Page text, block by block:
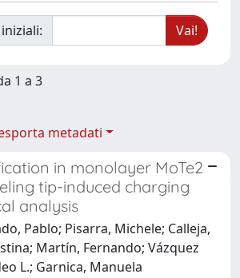
1 a 3
metadati
in monolayer MoTe2
tip-induced charging
analysis
Pablo; Pisarra, Michele; Calleja,
Martín, Fernando; Vázquez
L.; Garnica, Manuela